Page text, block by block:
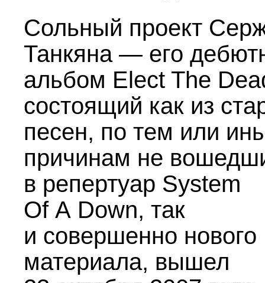
Сольный проект
Танкяна — его
альбом Elect The
состоящий как из
песен, по тем или
причинам не
в репертуар System
Of A Down, так
и совершенно нового
материала, вышел